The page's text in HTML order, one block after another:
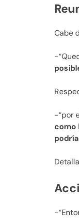
Cabe
-
-“por
como
-